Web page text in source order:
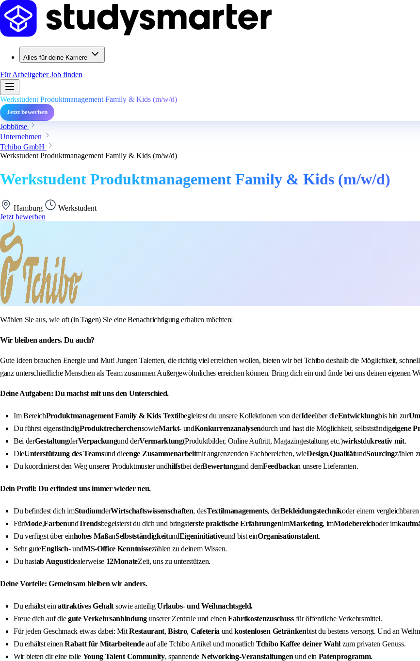
Alles für deine Karriere
Für ArbeitgeberJob finden
Werkstudent Produktmanagement Family & Kids (m/w/d)
Jetzt bewerben
Jobbörse
Unternehmen
Tchibo GmbH
Werkstudent Produktmanagement Family & Kids (m/w/d)
Werkstudent Produktmanagement Family & Kids (m/w/d)
Hamburg
Werkstudent
Jetzt bewerben
Wählen Sie aus, wie oft (in Tagen) Sie eine Benachrichtigung erhalten möchten:
Wir bleiben anders. Du auch?
Gute Ideen brauchen Energie und Mut! Jungen Talenten, die richtig viel erreichen wollen, bieten wir bei Tchibo deshalb die Möglichkeit,
ganz unterschiedliche Menschen als Team zusammen Außergewöhnliches erreichen können. Bring dich ein und finde bei uns deinen eigenen
Deine Aufgaben: Du machst mit uns den Unterschied.
Im BereichProduktmanagement Family & Kids Textilbegleitest du unsere Kollektionen von derIdeeüber dieEntwicklungbis hin zur
Du führst eigenständigProduktrecherchensowieMarkt- undKonkurrenzanalysendurch und hast die Möglichkeit, selbstständigeigene
Bei derGestaltungderVerpackungund derVermarktung(Produktbilder, Online Auftritt, Magazingestaltung etc.)wirkstdukreativ mit.
DieUnterstützung des Teamsund dieenge Zusammenarbeitmit angrenzenden Fachbereichen, wieDesign,QualitätundSourcingzählen
Du koordinierst den Weg unserer Produktmuster undhilfstbei derBewertungund demFeedbackan unsere Lieferanten.
Dein Profil: Du erfindest uns immer wieder neu.
Du befindest dich imStudiumderWirtschaftswissenschaften, desTextilmanagements, derBekleidungstechnikoder einem
FürMode,FarbenundTrendsbegeisterst du dich und bringsterste praktische ErfahrungenimMarketing, imModebereichoder im
Du verfügst über einhohes MaßanSelbstständigkeitundEigeninitiativeund bist einOrganisationstalent.
Sehr guteEnglisch- undMS-Office Kenntnissezählen zu deinem Wissen.
Du hastab Augustidealerweise 12MonateZeit, uns zu unterstützen.
Deine Vorteile: Gemeinsam bleiben wir anders.
Du erhältst ein attraktives Gehalt sowie anteiligUrlaubs- und Weihnachtsgeld.
Freue dich auf diegute Verkehrsanbindungunserer Zentrale und einen Fahrtkostenzuschussfür öffentliche Verkehrsmittel.
Für jeden Geschmack etwas dabei: MitRestaurant,Bistro, Cafeteria undkostenlosen Getränkenbist du bestens versorgt. Und an
Du erhältst einenRabatt für Mitarbeitendeauf alle Tchibo Artikel und monatlichTchibo Kaffee deiner Wahl zum privaten Genuss.
Wir bieten dir eine tolle Young Talent Community, spannende Networking-Veranstaltungen und ein Patenprogramm.